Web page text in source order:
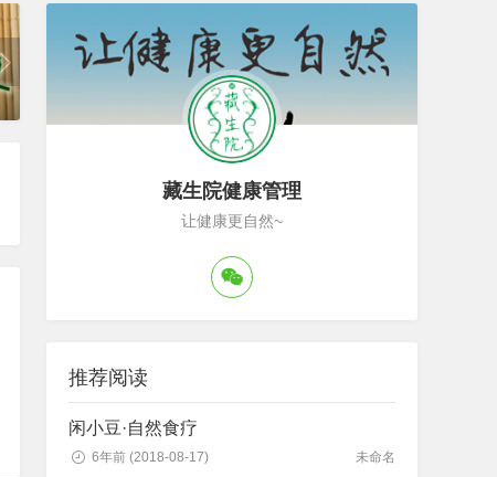
藏生院健康管理
让健康更自然~
推荐阅读
闲小豆·自然食疗
6年前 (2018-08-17) 未命名